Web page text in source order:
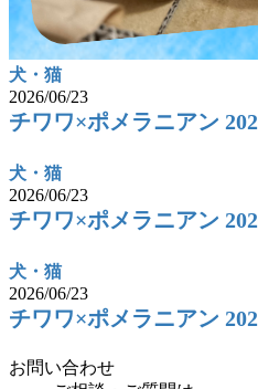
犬・猫
2026/06/23
チワワ×ポメラニアン
犬・猫
2026/06/23
チワワ×ポメラニアン
犬・猫
2026/06/23
チワワ×ポメラニアン
お問い合わせ